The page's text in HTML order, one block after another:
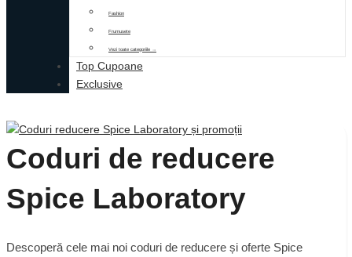
Fashion
Frumusete
Vezi toate categoriile →
Top Cupoane
Exclusive
Coduri de reducere
Spice Laboratory
Descoperă cele mai noi coduri de reducere și oferte Spice